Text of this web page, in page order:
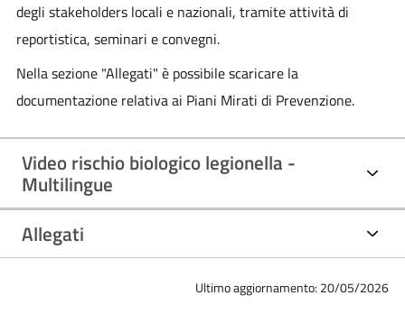
degli stakeholders locali e nazionali, tramite attività di
reportistica, seminari e convegni.
Nella sezione "Allegati" è possibile scaricare la
documentazione relativa ai Piani Mirati di Prevenzione.
Video rischio biologico legionella -
Multilingue
Allegati
Ultimo aggiornamento: 20/05/2026